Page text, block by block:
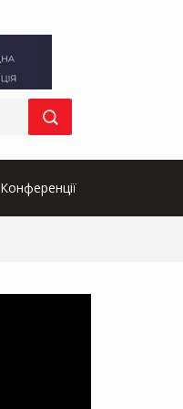
Конференції